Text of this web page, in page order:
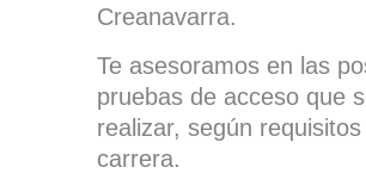
Creanavarra.
Te asesoramos en las
pruebas de acceso que
realizar, según
carrera.